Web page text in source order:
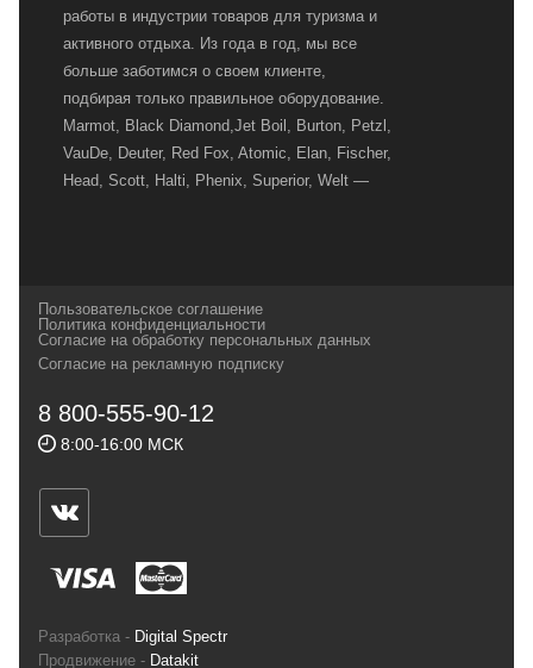
работы в индустрии товаров для туризма и
активного отдыха. Из года в год, мы все
больше заботимся о своем клиенте,
подбирая только правильное оборудование.
Marmot, Black Diamond,Jet Boil, Burton, Petzl,
VauDe, Deuter, Red Fox, Atomic, Elan, Fischer,
Head, Scott, Halti, Phenix, Superior, Welt —
и взыскательных путешественников,
спортсменов и отдыхающих.
Геннадьевич
ИНН 590300057023 ОГРН 304590319000121
ул.Советская, 25, магазин Басег.
Тел./факс (342) 2101242
Пользовательское соглашение
Политика конфиденциальности
Согласие на обработку персональных данных
Согласие на рекламную подписку
8 800-555-90-12
8:00-16:00 МСК
Разработка - Digital Spectr
Продвижение - Datakit